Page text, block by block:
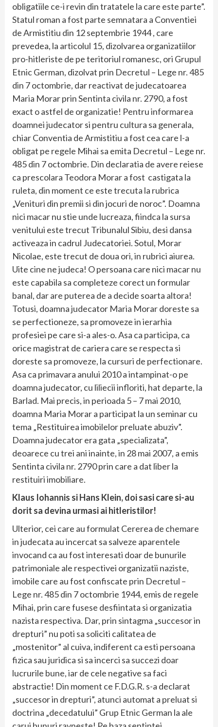
obligatiile ce-i revin din tratatele la care este parte”.
Statul roman a fost parte semnatara a Conventiei
de Armistitiu din 12 septembrie 1944 , care
prevedea, la articolul 15, dizolvarea organizatiilor
pro-hitleriste de pe teritoriul romanesc, ori Grupul
Etnic German, dizolvat prin Decretul – Lege nr. 485
din 7 octombrie, dar reactivat de judecatoarea
Maria Morar prin Sentinta civila nr. 2790, a fost
exact o astfel de organizatie! Pentru informarea
doamnei judecator si pentru cultura sa generala,
chiar Conventia de Armistitiu a fost cea care l-a
obligat pe regele Mihai sa emita Decretul – Lege nr.
485 din 7 octombrie. Din declaratia de avere reiese
ca prescolara Teodora Morar a fost castigata la
ruleta, din moment ce este trecuta la rubrica
„Venituri din premii si din jocuri de noroc”. Doamna
nici macar nu stie unde lucreaza, fiindca la sursa
venitului este trecut Tribunalul Sibiu, desi dansa
activeaza in cadrul Judecatoriei. Sotul, Morar
Nicolae, este trecut de doua ori, in rubrici aiurea.
Uite cine ne judeca! O persoana care nici macar nu
este capabila sa completeze corect un formular
banal, dar are puterea de a decide soarta altora!
Totusi, doamna judecator Maria Morar doreste sa
se perfectioneze, sa promoveze in ierarhia
profesiei pe care si-a ales-o. Asa ca participa, ca
orice magistrat de cariera care se respecta si
doreste sa promoveze, la cursuri de perfectionare.
Asa ca primavara anului 2010 a intampinat-o pe
doamna judecator, cu liliecii infloriti, hat departe, la
Barlad. Mai precis, in perioada 5 – 7 mai 2010,
doamna Maria Morar a participat la un seminar cu
tema „Restituirea imobilelor preluate abuziv”.
Doamna judecator era gata „specializata”,
deoarece cu trei ani inainte, in 28 mai 2007, a emis
Sentinta civila nr. 2790 prin care a dat liber la
restituiri imobiliare.
Klaus Iohannis si Hans Klein, doi sasi care si-au
dorit sa devina urmasi ai hitleristilor!
Ulterior, cei care au formulat Cererea de chemare
in judecata au incercat sa salveze aparentele
invocand ca au fost interesati doar de bunurile
patrimoniale ale respectivei organizatii naziste,
imobile care au fost confiscate prin Decretul –
Lege nr. 485 din 7 octombrie 1944, emis de regele
Mihai, prin care fusese desfiintata si organizatia
nazista respectiva. Dar, prin sintagma „succesor in
drepturi” nu poti sa soliciti calitatea de
„mostenitor” al cuiva, indiferent ca esti persoana
fizica sau juridica si sa incerci sa succezi doar
lucrurile bune, iar de cele negative sa faci
abstractie! Din moment ce F.D.G.R. s-a declarat
„succesor in drepturi”, atunci automat a preluat si
doctrina „decedatului” Grup Etnic German la ale